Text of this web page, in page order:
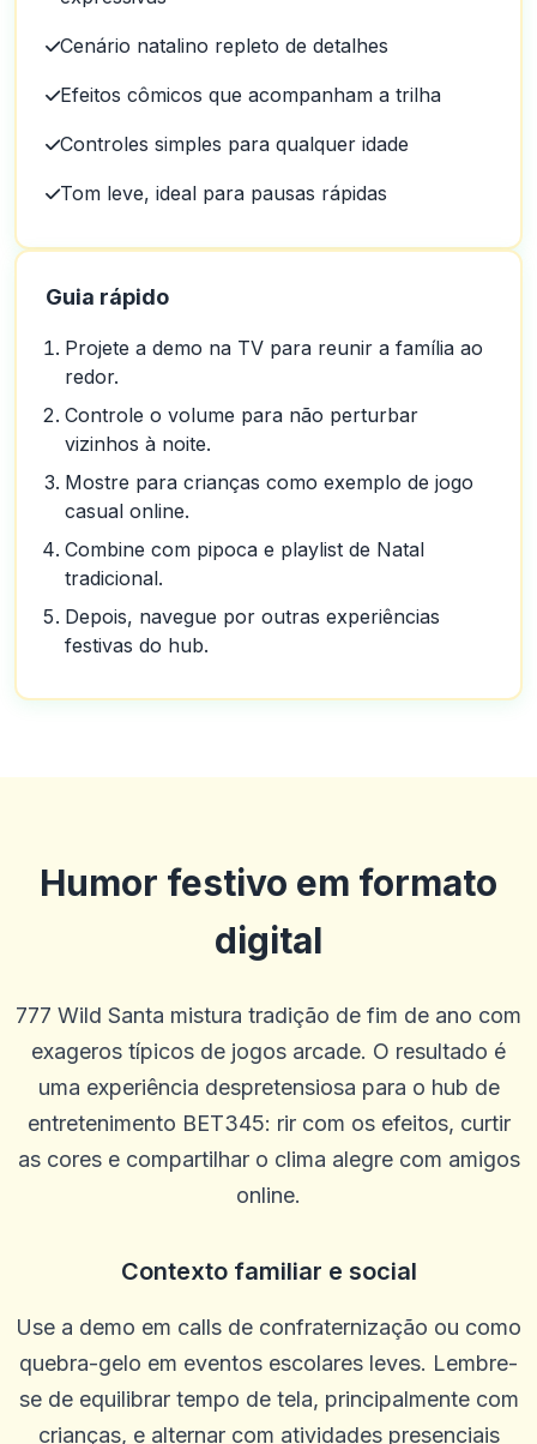
Cenário natalino repleto de detalhes
Efeitos cômicos que acompanham a trilha
Controles simples para qualquer idade
Tom leve, ideal para pausas rápidas
Guia rápido
Projete a demo na TV para reunir a família ao
redor.
Controle o volume para não perturbar
vizinhos à noite.
Mostre para crianças como exemplo de jogo
casual online.
Combine com pipoca e playlist de Natal
tradicional.
Depois, navegue por outras experiências
festivas do hub.
Humor festivo em formato
digital
777 Wild Santa mistura tradição de fim de ano com
exageros típicos de jogos arcade. O resultado é
uma experiência despretensiosa para o hub de
entretenimento BET345: rir com os efeitos, curtir
as cores e compartilhar o clima alegre com amigos
online.
Contexto familiar e social
Use a demo em calls de confraternização ou como
quebra-gelo em eventos escolares leves. Lembre-
se de equilibrar tempo de tela, principalmente com
crianças, e alternar com atividades presenciais
Bob Mahan
Ótimo livro. Não mudaria nada
Annie Spencer
Esta é uma ótima plataforma e atendimento ao cliente e justo e
0
m
2025-10-10 03:34:36